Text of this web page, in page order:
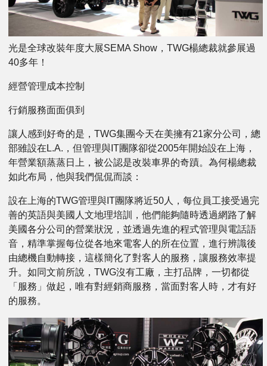
光是全球改裝年度大展SEMA Show，TWG楊總裁就參展過
40多年！
經營管理成本控制
行銷服務面面俱到
讓人感到好奇的是，TWG集團今天在美擁有21家分公司，總
部雖設在L.A.，但管理與IT團隊卻從2005年開始設在上海，
年營業額蒸蒸日上，被公認是改裝車界的奇蹟。為何楊總裁
如此布局，他與我們侃侃而談：
設在上海的TWG管理與IT團隊將近50人，每位員工接受過完
善的英語與美國人文地理培訓，他們能夠隨時透過網路了解
美國各分公司的營業狀況，並透過先進的程式管理與電話語
音，精準掌握每位從各地來電客人的所在位置，進行辨識後
由總機自動轉接，這樣簡化了對客人的服務，讓服務效率提
升。如同文前所說，TWG沒有工廠，主打品牌，一切都從
「服務」做起，唯有對經銷商服務，當面對客人時，才有好
的服務。